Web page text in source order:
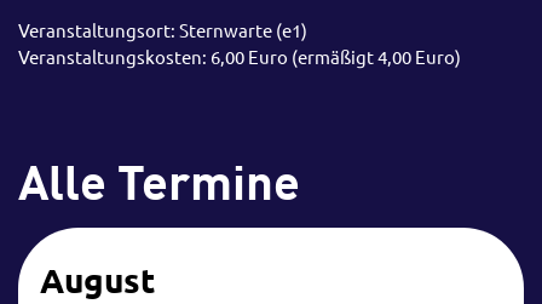
Veranstaltungsort: Sternwarte (e1)
Veranstaltungskosten: 6,00 Euro (ermäßigt 4,00 Euro)
Alle Termine
August